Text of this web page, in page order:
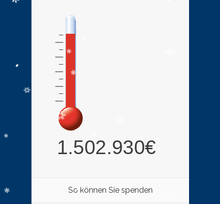
So können Sie spenden